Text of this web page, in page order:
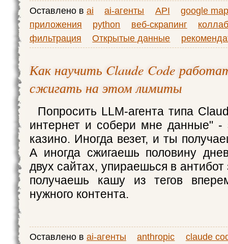
Оставлено в ai ai-агенты API
google
приложения
python веб-скрапинг
фильтрация
Открытые данные
Как научить Claude Code
сжигать на этом лимиты
Попросить LLM-агента типа
интернет и собери мне данные" -
казино. Иногда везет, и ты
А иногда сжигаешь половину
двух сайтах, упираешься в
получаешь кашу из тегов
нужного контента.
Оставлено в ai-агенты anthropic
claude